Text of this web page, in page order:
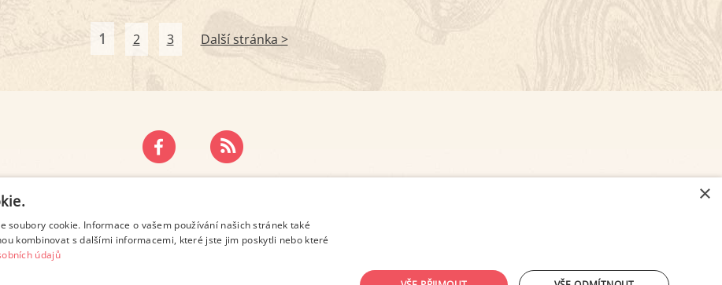
1 2 3 Další stránka >
ZÁSADY OCHRANY OSOBNÍCH ÚDAJŮ ×
cookie. Informace o vašem používání našich stránek také
kombinovat s dalšími informacemi, které jste jim poskytli nebo které
údajů